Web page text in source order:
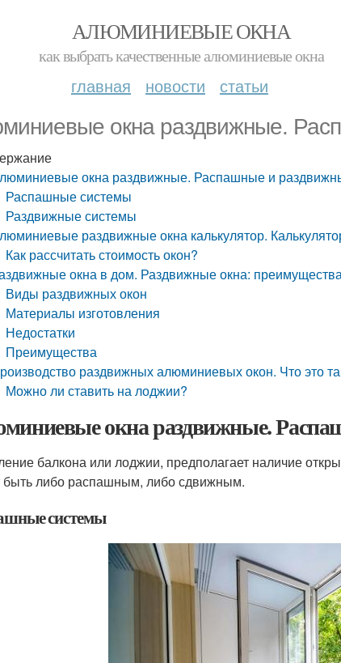
АЛЮМИНИЕВЫЕ ОКНА
как выбрать качественные алюминиевые окна
главная новости статьи
окна раздвижные.
окна раздвижные. Распашные и
Распашные системы
Раздвижные системы
раздвижные окна калькулятор.
Как рассчитать стоимость окон?
окна в дом. Раздвижные окна:
Виды раздвижных окон
Материалы изготовления
Недостатки
Преимущества
раздвижных алюминиевых окон. Что это
Можно ли ставить на лоджии?
окна раздвижные.
балкона или лоджии, предполагает наличие
быть либо распашным, либо сдвижным.
системы